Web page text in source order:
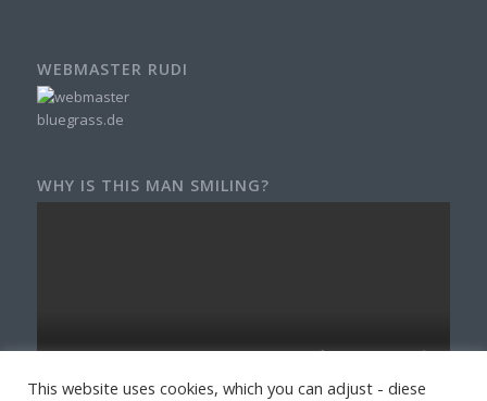
WEBMASTER RUDI
WHY IS THIS MAN SMILING?
This website uses cookies, which you can adjust - diese